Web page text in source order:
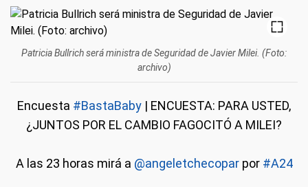
Patricia Bullrich será ministra de Seguridad de Javier Milei. (Foto:
archivo)
Encuesta #BastaBaby | ENCUESTA: PARA USTED,
¿JUNTOS POR EL CAMBIO FAGOCITÓ A MILEI?
A las 23 horas mirá a @angeletchecoparpor #A24